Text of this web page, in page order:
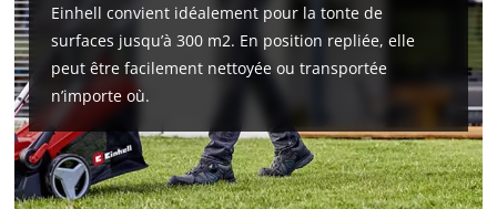
Einhell convient idéalement pour la tonte de
surfaces jusqu’à 300 m2. En position repliée, elle
peut être facilement nettoyée ou transportée
n’importe où.